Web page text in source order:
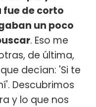
fue de corto
un poco
. Eso me
de última,
decían: 'Si te
Descubrimos
y lo que nos